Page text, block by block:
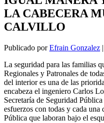
LA CABECERA
CALVILLO
Publicado porEfrain Gonzalez |
La seguridad para las familias
Regionales y Patronales de
del interior es una de las
encabeza el ingeniero Carlos
Secretaría de Seguridad
esfuerzos con todas y cada
Pública que laboran bajo el